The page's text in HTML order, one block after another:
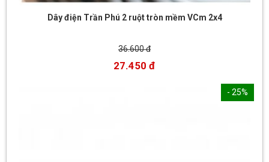
Dây điện Trần Phú 2 ruột tròn mềm VCm 2x4
36.600 đ
27.450 đ
- 25%